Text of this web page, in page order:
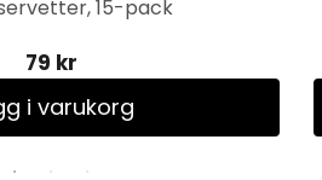
15-pack
79 kr
i varukorg